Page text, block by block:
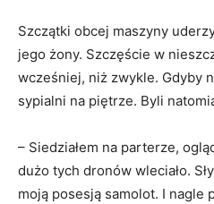
Szczątki obcej maszyny
jego żony. Szczęście w
wcześniej, niż zwykle. Gdyby
sypialni na piętrze. Byli
– Siedziałem na parterze,
dużo tych dronów wleciało.
moją posesją samolot. I nagle